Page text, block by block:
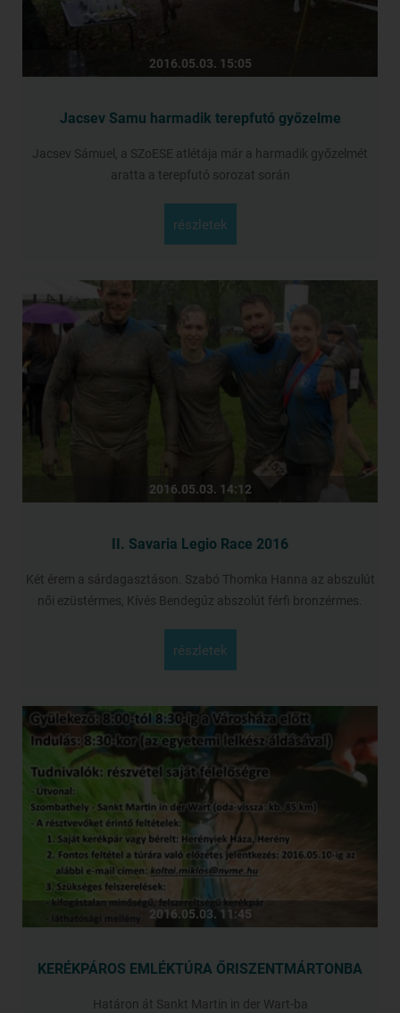
2016.05.03. 15:05
Jacsev Samu harmadik terepfutó győzelme
Jacsev Sámuel, a SZoESE atlétája már a harmadik győzelmét
aratta a terepfutó sorozat során
részletek
2016.05.03. 14:12
II. Savaria Legio Race 2016
Két érem a sárdagasztáson. Szabó Thomka Hanna az abszulút
női ezüstérmes, Kívés Bendegúz abszolút férfi bronzérmes.
részletek
2016.05.03. 11:45
KERÉKPÁROS EMLÉKTÚRA ŐRISZENTMÁRTONBA
Határon át Sankt Martin in der Wart-ba